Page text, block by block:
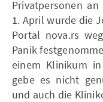
Privatpersonen
1. April wurde die
Portal nova.rs
Panik
einem Klinikum
gebe es nicht
und auch die